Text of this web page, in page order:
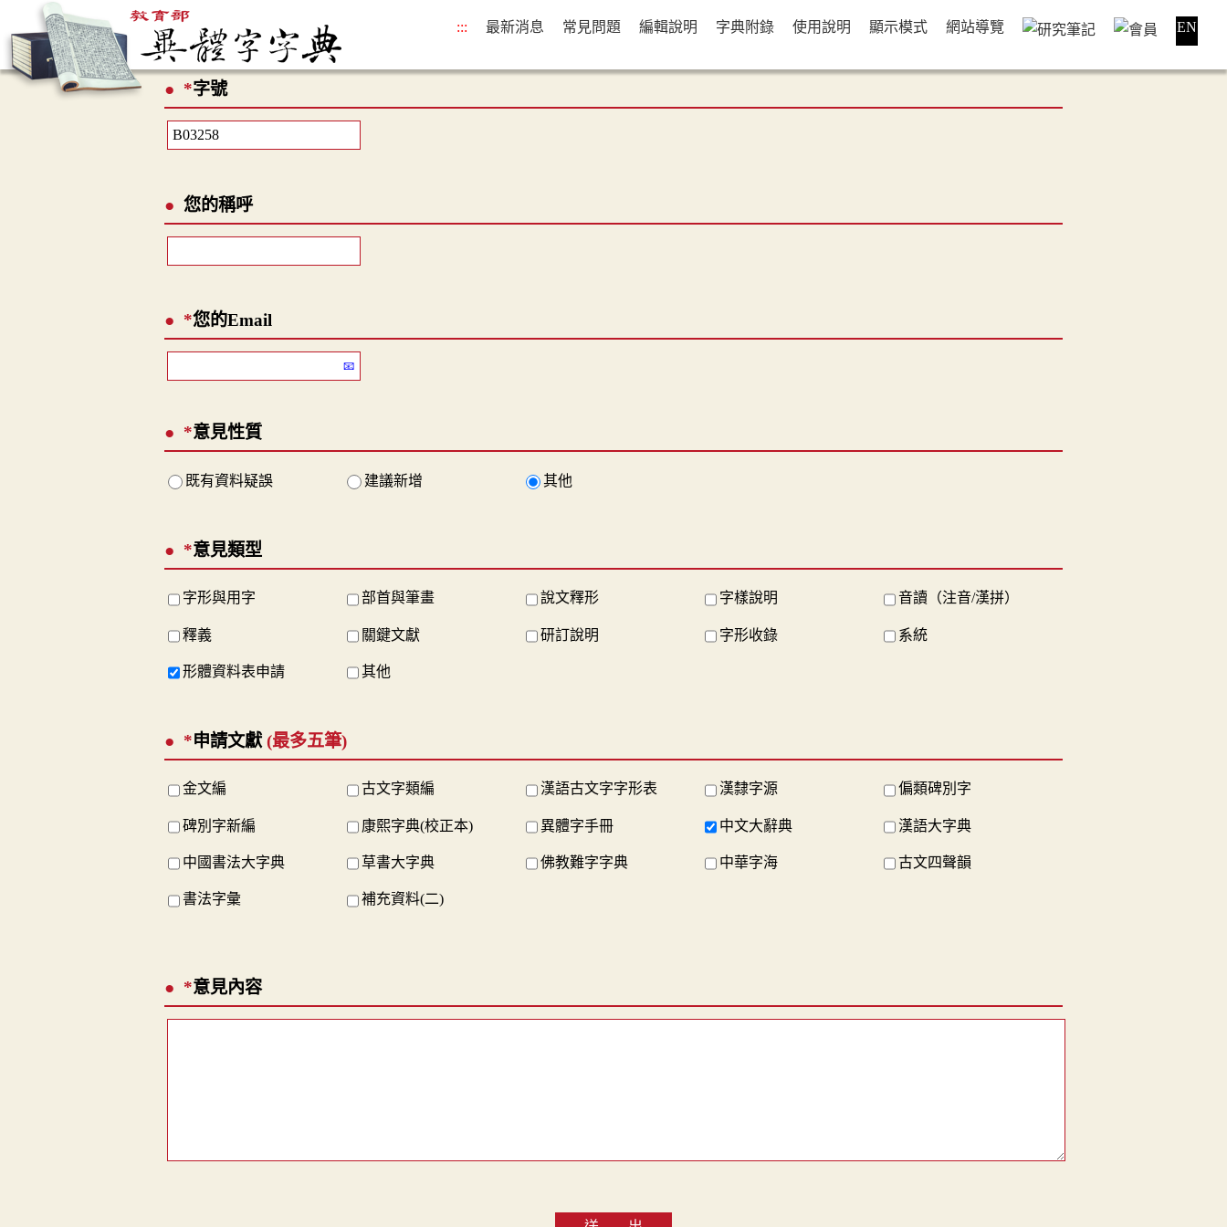
::: 最新消息 常見問題 編輯說明 字典附錄 使用說明 顯示模式 網站導覽 EN
*字號
您的稱呼
*您的Email
*意見性質
既有資料疑誤 建議新增 其他
*意見類型
字形與用字 部首與筆畫 說文釋形 字樣說明 音讀（注音/漢拼）
釋義 關鍵文獻 研訂說明 字形收錄 系統
形體資料表申請 其他
*申請文獻 (最多五筆)
金文編 古文字類編 漢語古文字字形表 漢隸字源 偏類碑別字
碑別字新編 康熙字典(校正本) 異體字手冊 中文大辭典 漢語大字典
中國書法大字典 草書大字典 佛教難字字典 中華字海 古文四聲韻
書法字彙 補充資料(二)
*意見內容